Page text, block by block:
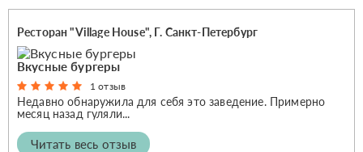
Ресторан "Village House", Г. Санкт-Петербург
Вкусные бургеры
1 отзыв
Недавно обнаружила для себя это заведение. Примерно
месяц назад гуляли...
Читать весь отзыв